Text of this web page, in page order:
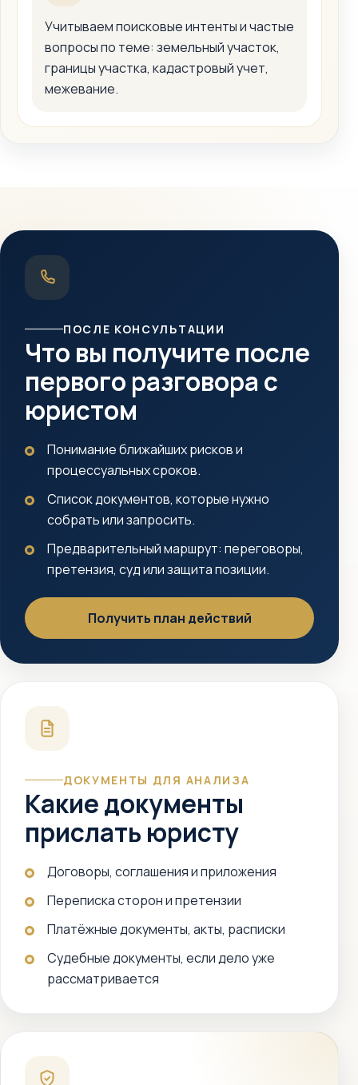
Учитываем поисковые интенты и частые
вопросы по теме: земельный участок,
границы участка, кадастровый учет,
межевание.
ПОСЛЕ КОНСУЛЬТАЦИИ
Что вы получите после
первого разговора с
юристом
Понимание ближайших рисков и
процессуальных сроков.
Список документов, которые нужно
собрать или запросить.
Предварительный маршрут: переговоры,
претензия, суд или защита позиции.
Получить план действий
ДОКУМЕНТЫ ДЛЯ АНАЛИЗА
Какие документы
прислать юристу
Договоры, соглашения и приложения
Переписка сторон и претензии
Платёжные документы, акты, расписки
Судебные документы, если дело уже
рассматривается